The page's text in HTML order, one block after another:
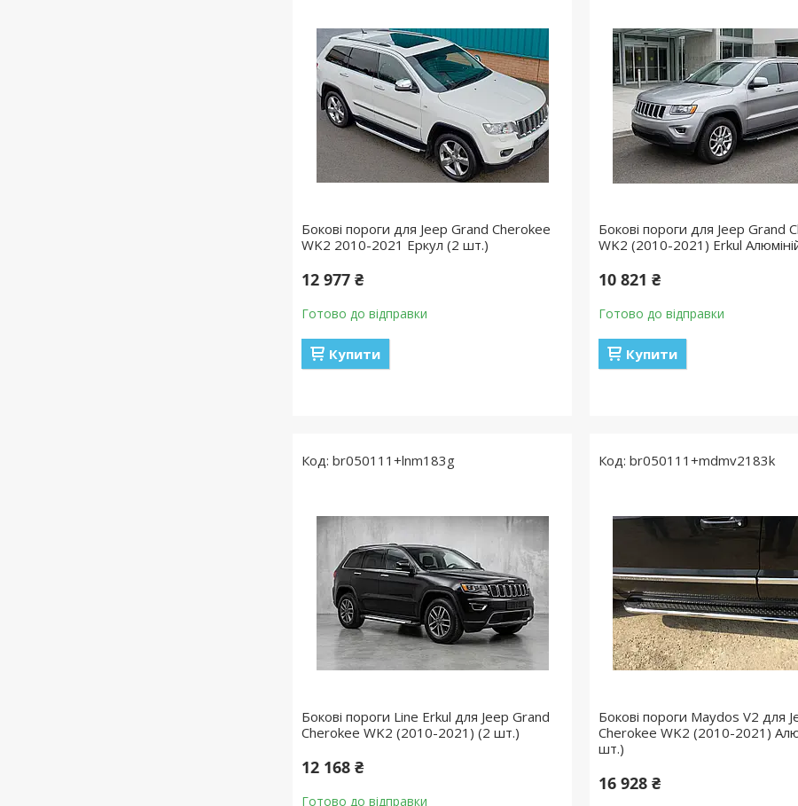
Бокові пороги для Jeep Grand Cherokee
WK2 2010-2021 Еркул (2 шт.)
12 977 ₴
Готово до відправки
Купити
Бокові пороги для Jeep Grand
WK2 (2010-2021) Erkul
10 821 ₴
Готово до відправки
Купити
br050111+lnm183g
Бокові пороги Line Erkul для Jeep Grand
Cherokee WK2 (2010-2021) (2 шт.)
12 168 ₴
Готово до відправки
br050111+mdmv2183k
Бокові пороги Maydos V2 для
Cherokee WK2 (2010-2021)
шт.)
16 928 ₴